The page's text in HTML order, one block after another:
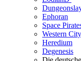
Ephoran
Space
Western City
Heredium
Degenesis